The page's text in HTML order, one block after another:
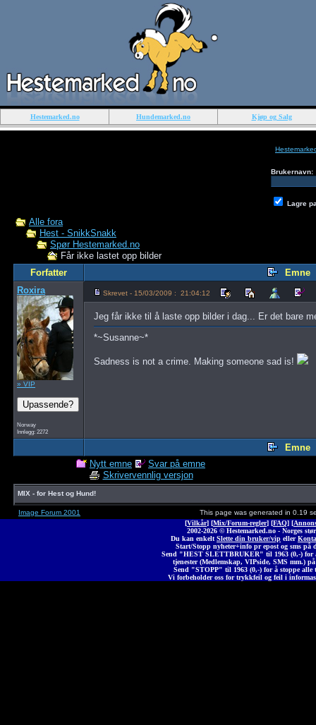
Hestemarked.no Hundemarked.no Kjøp og Salg
Brukernavn:
Lagre
Alle fora
Hest - SnikkSnakk
Spør Hestemarked.no
Får ikke lastet opp bilder
Forfatter
Emne
Roxira
» VIP
Norway
Innlegg: 2272
Skrevet - 15/03/2009 : 21:04:12
Jeg får ikke til å laste opp bilder i dag... Er det bare
*~Susanne~*
Sadness is not a crime. Making someone sad is!
Emne
Nytt emne
Svar på emne
Skrivervennlig versjon
MIX - for Hest og Hund!
Image Forum 2001
This page was generated in 0.19
[Vilkår] [Mix/Forum-regler] [FAQ] [
2002-2026 © Hestemarked.no - Norges
Du kan enkelt Slette din bruker/vip eller
Start/Stopp nyheter+info pr epost og sms på
Send "HEST SLETTBRUKER" til 1963 (0,-) for
tjenester (Medlemskap, VIPside, SMS mm.)
Send "STOPP" til 1963 (0,-) for å stoppe alle
Vi forbeholder oss for trykkfeil og feil i